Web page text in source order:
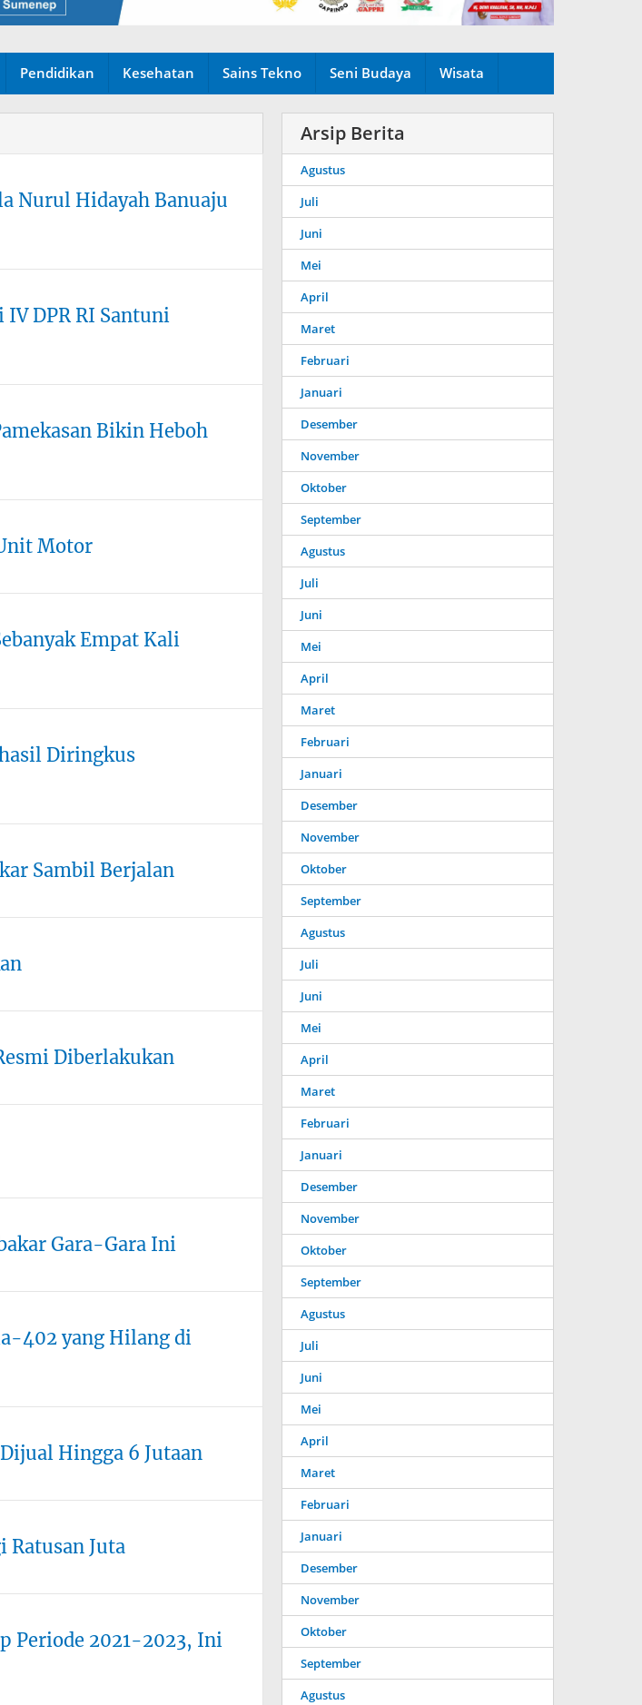
Pendidikan Kesehatan Sains Tekno Seni Budaya Wisata
Nurul Hidayah Banuaju
IV DPR RI Santuni
Bikin Heboh
Motor
Empat Kali
Diringkus
Sambil Berjalan
Diberlakukan
Gara-Gara Ini
402 yang Hilang di
Hingga 6 Jutaan
Ratusan Juta
Periode 2021-2023, Ini
Arsip Berita
Agustus
Juli
Juni
Mei
April
Maret
Februari
Januari
Desember
November
Oktober
September
Agustus
Juli
Juni
Mei
April
Maret
Februari
Januari
Desember
November
Oktober
September
Agustus
Juli
Juni
Mei
April
Maret
Februari
Januari
Desember
November
Oktober
September
Agustus
Juli
Juni
Mei
April
Maret
Februari
Januari
Desember
November
Oktober
September
Agustus